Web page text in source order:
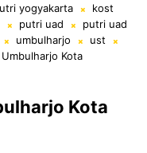
yogyakarta
kost
putri uad
putri uad
umbulharjo
ust
Kota
Kota